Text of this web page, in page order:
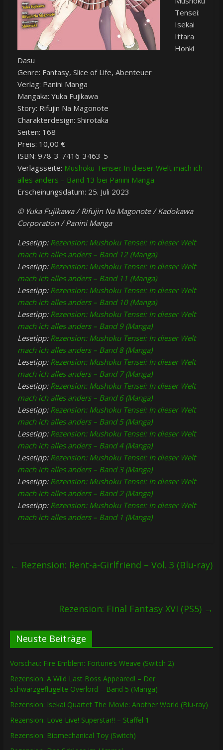
Tensei:
Isekai
Ittara
Honki
Dasu
Genre: Fantasy, Slice of Life, Abenteuer
Verlag: Panini Manga
Mangaka: Yuka Fujikawa
Story: Rifujin Na Magonote
Charakterdesign: Shirotaka
Seiten: 168
Preis: 10,00 €
ISBN: 978-3-7416-3463-5
Verlagsseite: Mushoku Tensei: In dieser Welt mach ich
alles anders – Band 13 bei Panini Manga
Erscheinungsdatum: 25. Juli 2023
© Yuka Fujikawa / Rifujin Na Magonote / Kadokawa
Corporation / Panini Manga
Lesetipp: Rezension: Mushoku Tensei: In dieser Welt
mach ich alles anders – Band 12 (Manga)
Lesetipp: Rezension: Mushoku Tensei: In dieser Welt
mach ich alles anders – Band 11 (Manga)
Lesetipp: Rezension: Mushoku Tensei: In dieser Welt
mach ich alles anders – Band 10 (Manga)
Lesetipp: Rezension: Mushoku Tensei: In dieser Welt
mach ich alles anders – Band 9 (Manga)
Lesetipp: Rezension: Mushoku Tensei: In dieser Welt
mach ich alles anders – Band 8 (Manga)
Lesetipp: Rezension: Mushoku Tensei: In dieser Welt
mach ich alles anders – Band 7 (Manga)
Lesetipp: Rezension: Mushoku Tensei: In dieser Welt
mach ich alles anders – Band 6 (Manga)
Lesetipp: Rezension: Mushoku Tensei: In dieser Welt
mach ich alles anders – Band 5 (Manga)
Lesetipp: Rezension: Mushoku Tensei: In dieser Welt
mach ich alles anders – Band 4 (Manga)
Lesetipp: Rezension: Mushoku Tensei: In dieser Welt
mach ich alles anders – Band 3 (Manga)
Lesetipp: Rezension: Mushoku Tensei: In dieser Welt
mach ich alles anders – Band 2 (Manga)
Lesetipp: Rezension: Mushoku Tensei: In dieser Welt
mach ich alles anders – Band 1 (Manga)
← Rezension: Rent-a-Girlfriend – Vol. 3 (Blu-ray)
Rezension: Final Fantasy XVI (PS5) →
Neuste Beiträge
Vorschau: Fire Emblem: Fortune’s Weave (Switch 2)
Rezension: A Wild Last Boss Appeared! – Der
schwarzgeflügelte Overlord – Band 5 (Manga)
Rezension: Isekai Quartet The Movie: Another World (Blu-ray)
Rezension: Love Live! Superstar!! – Staffel 1
Rezension: Biomechanical Toy (Switch)